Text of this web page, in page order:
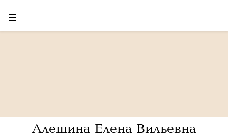
☰
Алешина Елена Вильевна